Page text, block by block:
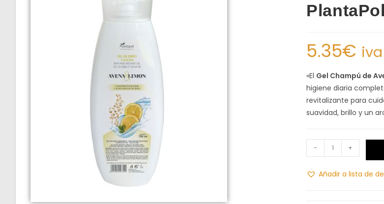
PlantaPol
5.35€
«El Gel Champú de
higiene diaria
revitalizante para
suavidad, brillo y un
- +
Añadir a lista de